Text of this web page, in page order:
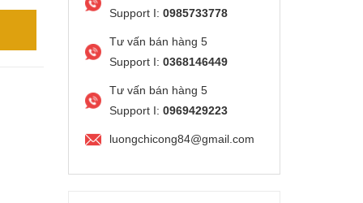
Support I: 0985733778
Tư vấn bán hàng 5
Support I: 0368146449
Tư vấn bán hàng 5
Support I: 0969429223
luongchicong84@gmail.com